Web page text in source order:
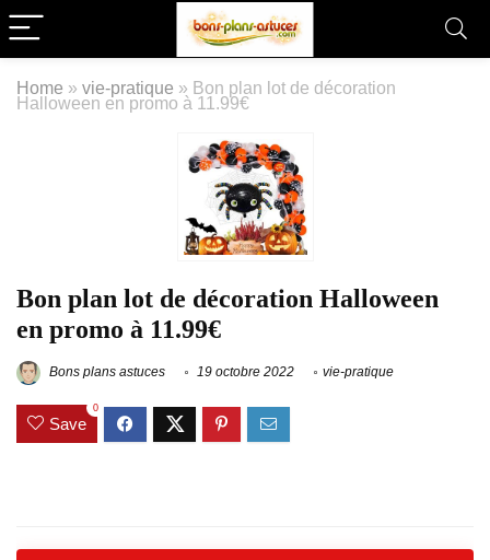
Home » vie-pratique » Bon plan lot de décoration
Halloween en promo à 11.99€
Bon plan lot de décoration Halloween
en promo à 11.99€
Bons plans astuces 19 octobre 2022 vie-pratique
Save
0